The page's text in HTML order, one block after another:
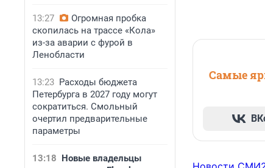
13:27
Огромная пробка
скопилась на трассе «Кола»
из-за аварии с фурой в
Ленобласти
13:23 Расходы бюджета
Петербурга в 2027 году могут
сократиться. Смольный
очертил предварительные
параметры
13:18 Новые владельцы
Самые